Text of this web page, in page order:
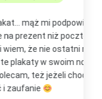
że to
Jestem
zakup, bo już
domu
o kontakt.